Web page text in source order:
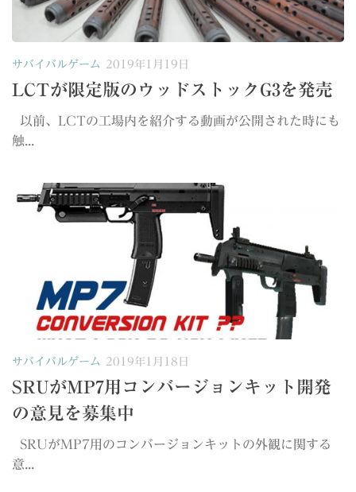
サバイバルゲーム 2019年1月19日
LCTが限定版のウッドストックG3を発売
以前、LCTの工場内を紹介する動画が公開された時にも
触...
サバイバルゲーム 2019年1月18日
SRUがMP7用コンバージョンキット開発
の意見を募集中
SRUがMP7用のコンバージョンキットの外観に関する
意...